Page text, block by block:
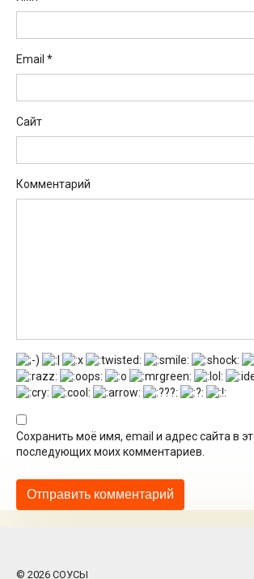
Email *
Сайт
Комментарий
Сохранить моё имя, email и адрес сайта в
последующих моих комментариев.
© 2026 СОУСЫ